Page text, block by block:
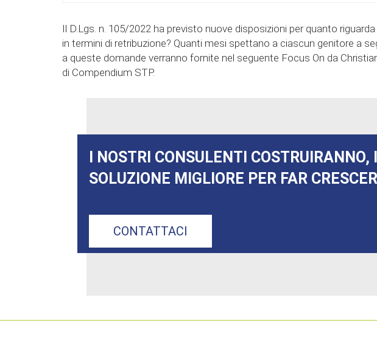
Il D.Lgs. n. 105/2022 ha previsto nuove disposizioni per quanto
in termini di retribuzione? Quanti mesi spettano a ciascun genitore a
a queste domande verranno fornite nel seguente Focus On da
di Compendium STP.
I NOSTRI CONSULENTI
SOLUZIONE MIGLIORE PER FAR
CONTATTACI